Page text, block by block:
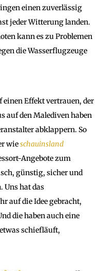
einen zuverlässig
jeder Witterung landen.
kann es zu Problemen
die Wasserflugzeuge
einen Effekt vertrauen, der
auf den Malediven haben
abklappern. So
wieschauinsland
Angebote zum
günstig, sicher und
Uns hat das
auf die Idee gebracht,
die haben auch eine
schiefläuft,